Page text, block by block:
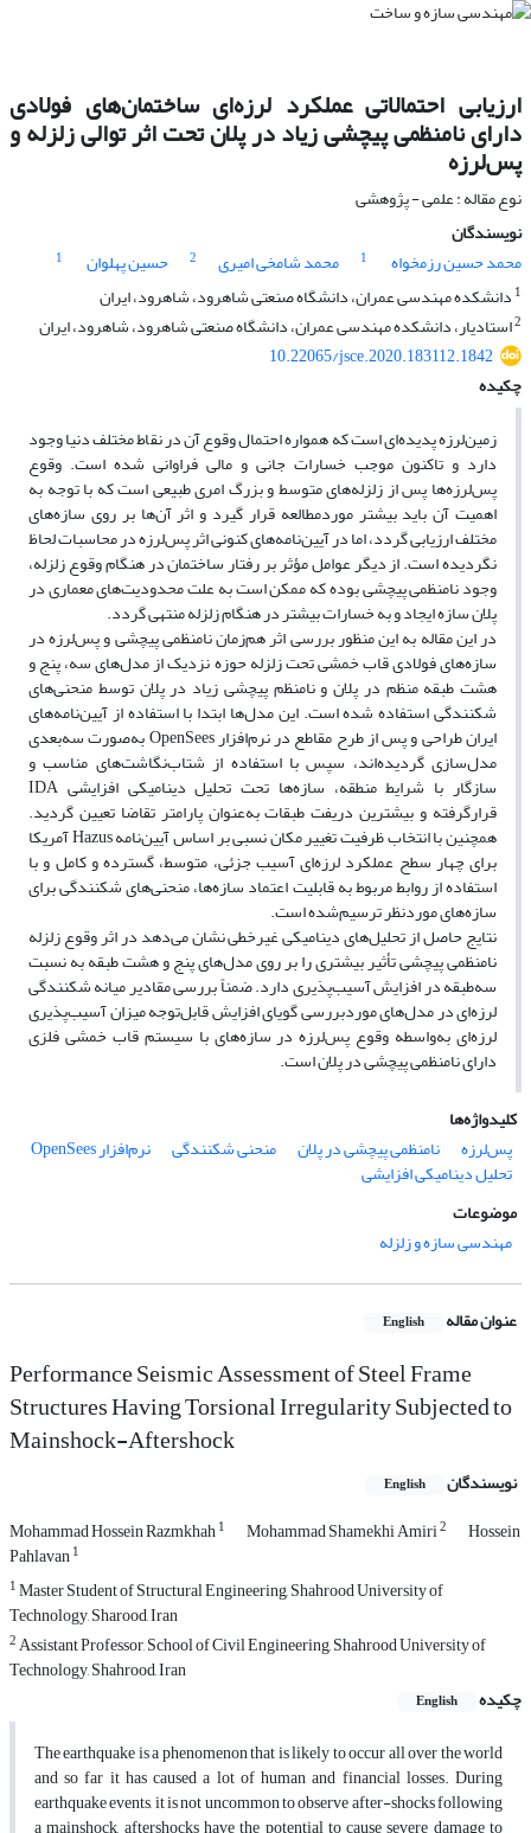
ارزیابی احتمالاتی عملکرد لرزه‌ای ساختمان‌های فولادی
دارای نامنظمی پیچشی زیاد در پلان تحت اثر توالی زلزله و
پس‌لرزه
نوع مقاله : علمی - پژوهشی
نویسندگان
محمد حسین رزمخواه
1 محمد شامخی امیری 2 حسین پهلوان
1
1 دانشکده مهندسی عمران، دانشگاه صنعتی شاهرود، شاهرود، ایران
2استادیار، دانشکده مهندسی عمران، دانشگاه صنعتی شاهرود، شاهرود، ایران
10.22065/jsce.2020.183112.1842
چکیده
زمین‌لرزه پدیده‌ای است که همواره احتمال وقوع آن در نقاط مختلف دنیا وجود
دارد و تاکنون موجب خسارات جانی و مالی فراوانی شده است. وقوع
پس‌لرزه‌ها پس از زلزله‌های متوسط و بزرگ امری طبیعی است که با توجه به
اهمیت آن باید بیشتر موردمطالعه قرار گیرد و اثر آن‌ها بر روی سازه‌های
مختلف ارزیابی گردد، اما در آیین‌نامه‌های کنونی اثر پس‌لرزه در محاسبات لحاظ
نگردیده است. از دیگر عوامل مؤثر بر رفتار ساختمان در هنگام وقوع زلزله،
وجود نامنظمی پیچشی بوده که ممکن است به علت محدودیت‌های معماری در
پلان سازه ایجاد و به خسارات بیشتر در هنگام زلزله منتهی ‌گردد.
در این مقاله به این منظور بررسی اثر هم‌زمان نامنظمی پیچشی و پس‌لرزه در
سازه‌های فولادی قاب خمشی تحت زلزله حوزه نزدیک از مدل‌های سه، پنج و
هشت طبقه منظم در پلان و نامنظم پیچشی زیاد در پلان توسط منحنی‌های
شکنندگی استفاده شده است. این مدل‌ها ابتدا با استفاده از آیین‌نامه‌های
ایران طراحی و پس از طرح مقاطع در نرم‌افزار OpenSees به‌صورت سه‌بعدی
مدل‌سازی گردیده‌اند، سپس با استفاده از شتاب‌نگاشت‌های مناسب و
سازگار با شرایط منطقه، سازه‌ها تحت تحلیل دینامیکی افزایشی IDA
قرارگرفته و بیشترین دریفت طبقات به‌عنوان پارامتر تقاضا تعیین گردید.
همچنین با انتخاب ظرفیت تغییر مکان نسبی بر اساس آیین‌نامه Hazus آمریکا
برای چهار سطح عملکرد لرزه‌ای آسیب جزئی، متوسط، گسترده و کامل و با
استفاده از روابط مربوط به قابلیت اعتماد سازه‌ها، منحنی‌های شکنندگی برای
سازه‌های موردنظر ترسیم‌شده است.
نتایج حاصل از تحلیل‌های دینامیکی غیرخطی نشان می‌دهد در اثر وقوع زلزله
نامنظمی پیچشی تأثیر بیشتری را بر روی مدل‌های پنج و هشت طبقه به نسبت
سه‌طبقه در افزایش آسیب‌پذیری دارد. ضمناً بررسی مقادیر میانه شکنندگی
لرزه‌ای در مدل‌های موردبررسی گویای افزایش قابل‌توجه میزان آسیب‌پذیری
لرزه‌ای به‌واسطه وقوع پس‌لرزه در سازه‌های با سیستم قاب خمشی فلزی
دارای نامنظمی پیچشی در پلان است.
کلیدواژه‌ها
پس‌لرزه
نامنظمی پیچشی در پلان منحنی شکنندگی نرم‌افزار OpenSees
تحلیل دینامیکی افزایشی
موضوعات
مهندسی سازه و زلزله
عنوان مقاله English
Performance Seismic Assessment of Steel Frame
Structures Having Torsional Irregularity Subjected to
Mainshock-Aftershock
نویسندگان English
Mohammad Hossein Razmkhah1 Mohammad Shamekhi Amiri2 Hossein
Pahlavan1
1Master Student of Structural Engineering, Shahrood University of
Technology, Sharood, Iran
2Assistant Professor, School of Civil Engineering, Shahrood University of
Technology, Shahrood, Iran
چکیده
English
The earthquake is a phenomenon that is likely to occur all over the world
and so far it has caused a lot of human and financial losses. During
earthquake events, it is not uncommon to observe after-shocks following